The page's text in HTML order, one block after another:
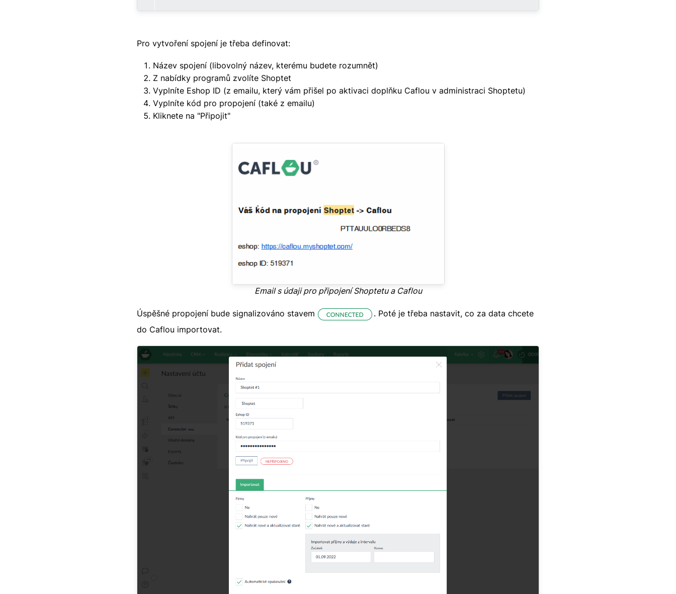
Pro vytvoření spojení je třeba definovat:
Název spojení (libovolný název, kterému budete rozumnět)
Z nabídky programů zvolíte Shoptet
Vyplníte Eshop ID (z emailu, který vám přišel po aktivaci doplňku Caflou v administraci Shoptetu)
Vyplníte kód pro propojení (také z emailu)
Kliknete na "Připojit"
Email s údaji pro připojení Shoptetu a Caflou
Úspěšné propojení bude signalizováno stavem
. Poté je třeba nastavit, co za data chcete
do Caflou importovat.